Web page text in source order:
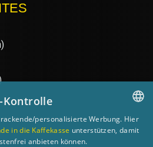
GERMAN
Kontrolle
personalisierte Werbung. Hier
in die Kaffekasse unterstützen, damit
anbieten können.